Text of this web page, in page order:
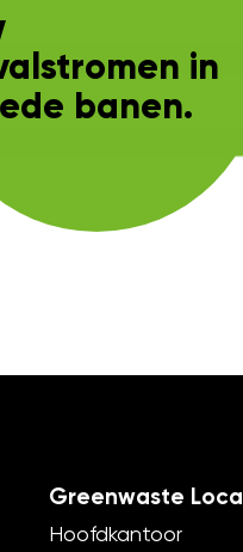
in
banen.
Greenwaste
Hoofdkantoor